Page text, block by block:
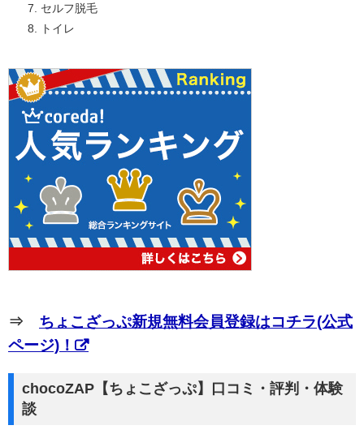
セルフ脱毛
トイレ
⇒ ちょこざっぷ新規無料会員登録はコチラ(公式
ページ)！
chocoZAP【ちょこざっぷ】口コミ・評判・体験
談